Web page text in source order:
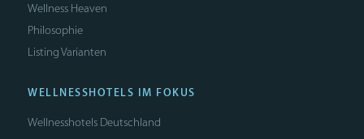
Wellness Heaven
Philosophie
Listing Varianten
WELLNESSHOTELS IM FOKUS
Wellnesshotels Deutschland